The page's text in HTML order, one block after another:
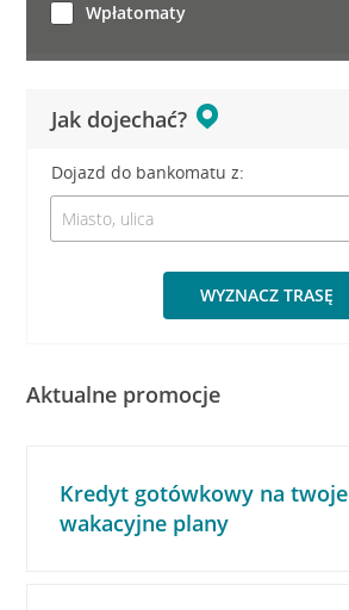
Jak dojechać?
Dojazd do bankomatu z:
WYZNACZ TRASĘ
Wpłatomaty
Aktualne promocje
Kredyt gotówkowy na twoje
wakacyjne plany